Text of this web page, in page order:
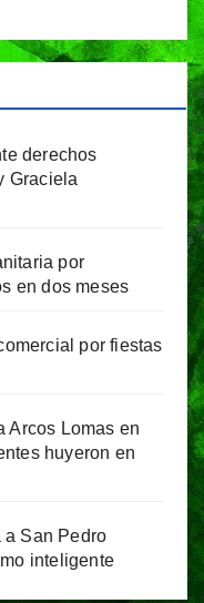
derechos
Graciela
por
en dos meses
por fiestas
Arcos Lomas en
huyeron en
a San Pedro
inteligente